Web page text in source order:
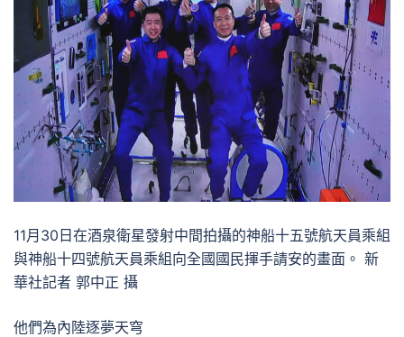
11月30日在酒泉衛星發射中間拍攝的神船十五號航天員乘組
與神船十四號航天員乘組向全國國民揮手請安的畫面。 新
華社記者 郭中正 攝
他們為內陸逐夢天穹